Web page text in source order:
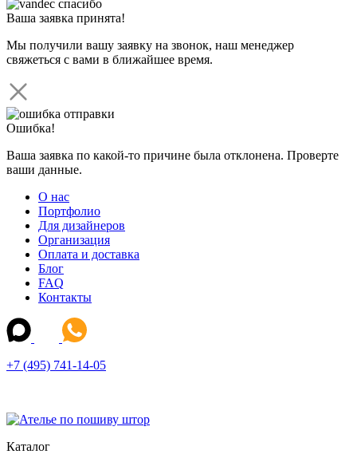
Ваша заявка принята!
Мы получили вашу заявку на звонок, наш менеджер
свяжеться с вами в ближайшее время.
Ошибка!
Ваша заявка по какой-то причине была отклонена. Проверте
ваши данные.
О нас
Портфолио
Для дизайнеров
Организация
Оплата и доставка
Блог
FAQ
Контакты
+7 (495) 741-14-05
Каталог